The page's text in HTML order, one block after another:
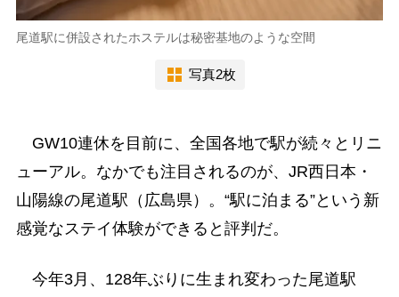
尾道駅に併設されたホステルは秘密基地のような空間
写真2枚
GW10連休を目前に、全国各地で駅が続々とリニ
ューアル。なかでも注目されるのが、JR西日本・
山陽線の尾道駅（広島県）。“駅に泊まる”という新
感覚なステイ体験ができると評判だ。
今年3月、128年ぶりに生まれ変わった尾道駅